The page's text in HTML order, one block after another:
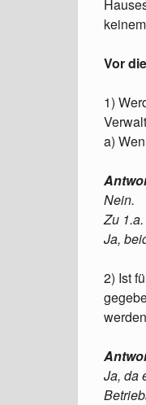
Vor
1)
a)
Nein.
Zu 1.a.
Ja,
2) Ist
Ja, da